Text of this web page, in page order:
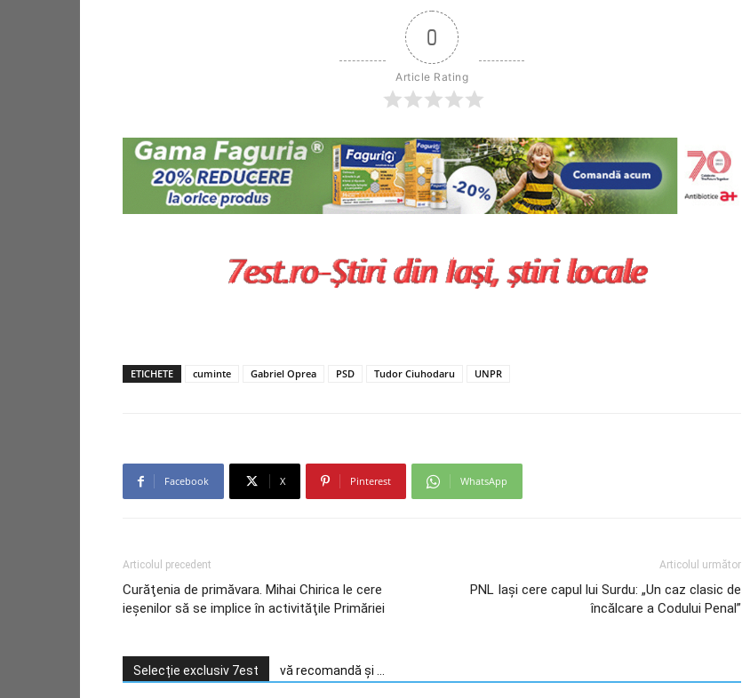
0
Article Rating
ETICHETE cuminte Gabriel Oprea PSD Tudor Ciuhodaru UNPR
Facebook X Pinterest WhatsApp
Articolul precedent
Curăţenia de primăvara. Mihai Chirica le cere
ieşenilor să se implice în activităţile Primăriei
Articolul următor
PNL Iaşi cere capul lui Surdu: „Un caz clasic de
încălcare a Codului Penal”
Selecție exclusiv 7est vă recomandă și ...